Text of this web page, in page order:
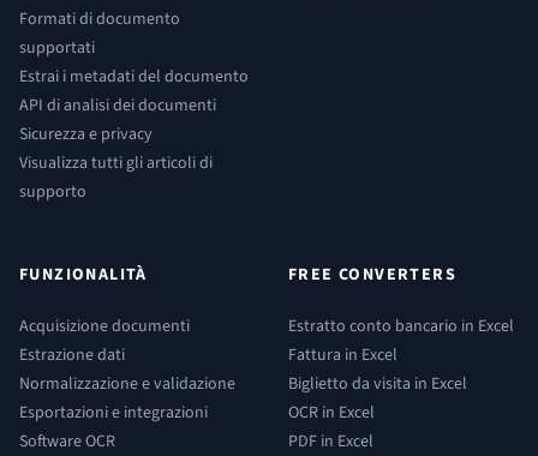
Formati di documento
supportati
Estrai i metadati del documento
API di analisi dei documenti
Sicurezza e privacy
Visualizza tutti gli articoli di
supporto
FUNZIONALITÀ
Acquisizione documenti
Estrazione dati
Normalizzazione e validazione
Esportazioni e integrazioni
Software OCR
FREE CONVERTERS
Estratto conto bancario in Excel
Fattura in Excel
Biglietto da visita in Excel
OCR in Excel
PDF in Excel